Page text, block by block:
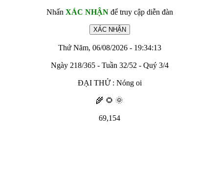
Nhấn XÁC NHẬNđể truy cập diễn đàn
Thứ Năm, 06/08/2026 - 19:34:13
Ngày 218/365 - Tuần 32/52 - Quý 3/4
ĐẠI THỬ : Nóng oi
🌾 🌻 🌞
69,154